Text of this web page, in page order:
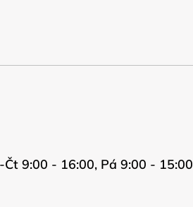
9:00 - 16:00, Pá 9:00 - 15:00